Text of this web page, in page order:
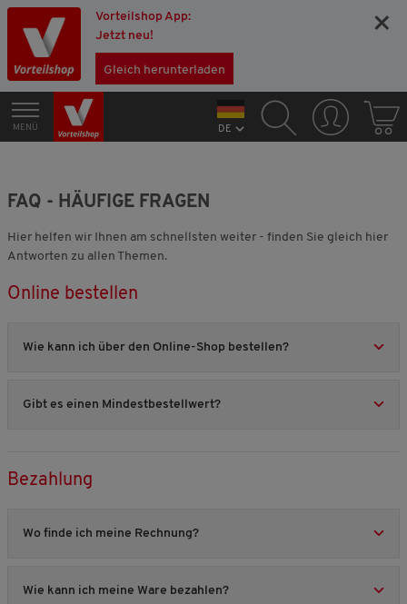
Vorteilshop App:
Jetzt neu!
Gleich herunterladen
×
MENÜ DE
FAQ - HÄUFIGE FRAGEN
Hier helfen wir Ihnen am schnellsten weiter - finden Sie gleich hier
Antworten zu allen Themen.
Online bestellen
Wie kann ich über den Online-Shop bestellen?
Gibt es einen Mindestbestellwert?
Bezahlung
Wo finde ich meine Rechnung?
Wie kann ich meine Ware bezahlen?